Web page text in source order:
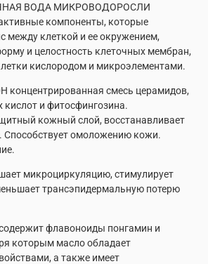
ВОДА МИКРОВОДОРОСЛИ
компоненты, которые
между клеткой и ее окружением,
и целостность клеточных мембран,
кислородом и микроэлементами.
концентрированная смесь церамидов,
кислот и фитосфингозина.
кожный слой, восстанавливает
омоложению кожи.
микроциркуляцию, стимулирует
трансэпидермальную потерю
флавоноиды понгамин и
которым масло обладает
а также имеет